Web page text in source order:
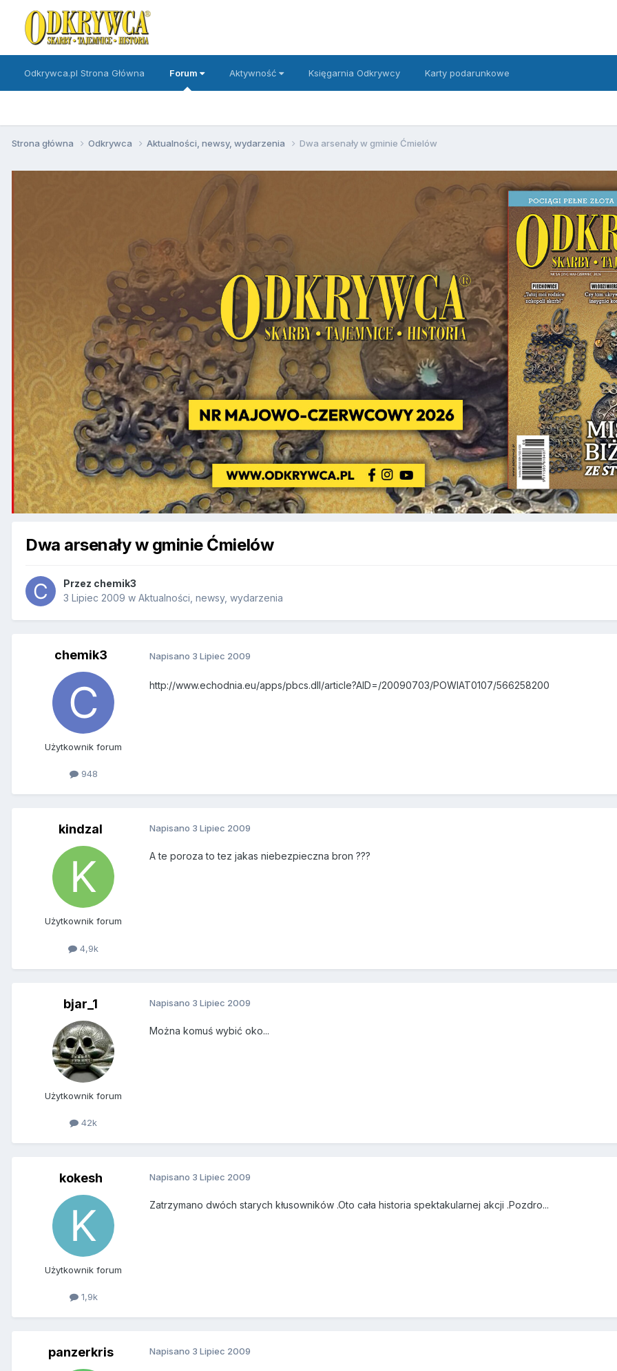
Odkrywca.pl Strona Główna Forum Aktywność Księgarnia Odkrywcy Karty podarunkowe
Strona główna Odkrywca Aktualności, newsy, wydarzenia Dwa arsenały w gminie Ćmielów
Dwa arsenały w gminie Ćmielów
Przez chemik3
3 Lipiec 2009 w Aktualności, newsy, wydarzenia
chemik3
Użytkownik forum
948
Napisano 3 Lipiec 2009
http://www.echodnia.eu/apps/pbcs.dll/article?AID=/20090703/POWIAT0107/566258200
kindzal
Użytkownik forum
4,9k
Napisano 3 Lipiec 2009
A te poroza to tez jakas niebezpieczna bron ???
bjar_1
Użytkownik forum
42k
Napisano 3 Lipiec 2009
Można komuś wybić oko...
kokesh
Użytkownik forum
1,9k
Napisano 3 Lipiec 2009
Zatrzymano dwóch starych kłusowników .Oto cała historia spektakularnej akcji .Pozdro...
panzerkris Napisano 3 Lipiec 2009